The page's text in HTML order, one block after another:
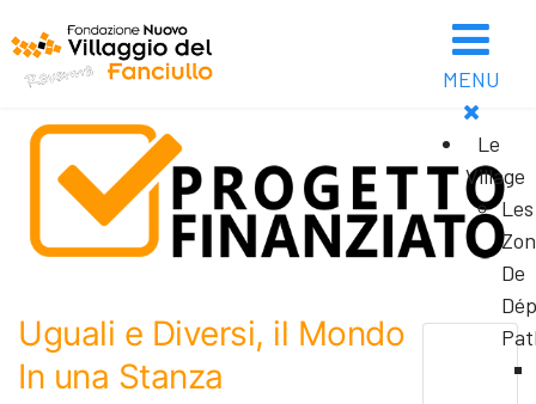
MENU
Le
Village
Les
De
Uguali e Diversi, il Mondo
In una Stanza